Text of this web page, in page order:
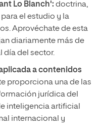
Lo Blanch': doctrina,
el estudio y la
Aprovéchate de esta
diariamente más de
día del sector.
a contenidos
proporciona una de las
jurídica del
inteligencia artificial
internacional y